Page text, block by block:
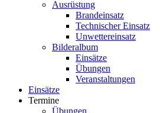
Ausrüstung
Brandeinsatz
Technischer Einsatz
Unwettereinsatz
Bilderalbum
Einsätze
Übungen
Veranstaltungen
Einsätze
Termine
Übungen